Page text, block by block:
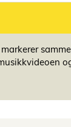
markerer